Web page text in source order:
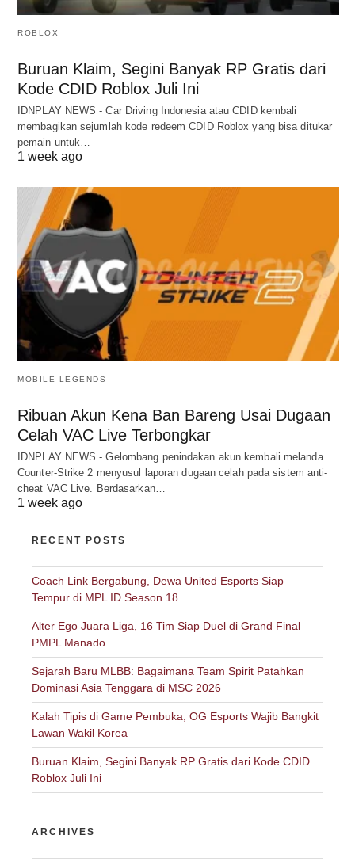
ROBLOX
Buruan Klaim, Segini Banyak RP Gratis dari
Kode CDID Roblox Juli Ini
IDNPLAY NEWS - Car Driving Indonesia atau CDID kembali
membagikan sejumlah kode redeem CDID Roblox yang bisa ditukar
pemain untuk…
1 week ago
MOBILE LEGENDS
Ribuan Akun Kena Ban Bareng Usai Dugaan
Celah VAC Live Terbongkar
IDNPLAY NEWS - Gelombang penindakan akun kembali melanda
Counter-Strike 2 menyusul laporan dugaan celah pada sistem anti-
cheat VAC Live. Berdasarkan…
1 week ago
RECENT POSTS
Coach Link Bergabung, Dewa United Esports Siap
Tempur di MPL ID Season 18
Alter Ego Juara Liga, 16 Tim Siap Duel di Grand Final
PMPL Manado
Sejarah Baru MLBB: Bagaimana Team Spirit Patahkan
Dominasi Asia Tenggara di MSC 2026
Kalah Tipis di Game Pembuka, OG Esports Wajib Bangkit
Lawan Wakil Korea
Buruan Klaim, Segini Banyak RP Gratis dari Kode CDID
Roblox Juli Ini
ARCHIVES